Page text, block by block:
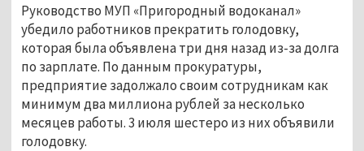
Руководство МУП «Пригородный водоканал»
убедило работников прекратить голодовку,
которая была объявлена три дня назад из-за долга
по зарплате. По данным прокуратуры,
предприятие задолжало своим сотрудникам как
минимум два миллиона рублей за несколько
месяцев работы. 3 июля шестеро из них объявили
голодовку.